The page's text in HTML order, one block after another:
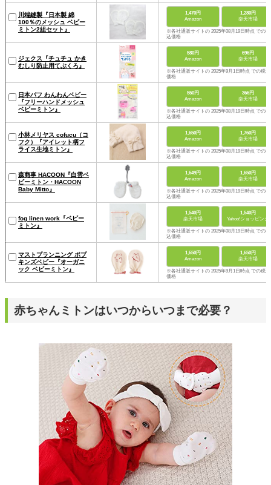
川端縫製『日本製 綿
100％のメッシュ ベビー
ミトン2組セット』
1,470円
Amazon
1,280円
楽天市場
※各社通販サイトの 2025年08月19日時点 での税
込価格
ジェクス『チュチュ かき
むしり防止用てぶくろ』
580円
Amazon
696円
楽天市場
※各社通販サイトの 2025年9月1日時点 での税込
価格
日本パフ わんわんベビー
『フリーハンドメッシュ
ベビーミトン』
550円
Amazon
366円
楽天市場
※各社通販サイトの 2025年08月19日時点 での税
込価格
小林メリヤス cofucu（コ
フク）『アイレット柄フ
ライス生地ミトン』
1,650円
Amazon
1,760円
楽天市場
※各社通販サイトの 2025年08月19日時点 での税
込価格
森商事 HACOON『白雲ベ
ビーミトン・HACOON
Baby Mitto』
1,649円
Amazon
1,650円
楽天市場
※各社通販サイトの 2025年08月19日時点 での税
込価格
fog linen work『ベビー
ミトン』
1,540円
楽天市場
1,540円
Yahoo!ショッピング
※各社通販サイトの 2025年08月19日時点 での税
込価格
マストプランニング ポプ
キンズベビー『オーガニ
ック ベビーミトン』
1,650円
Amazon
1,650円
楽天市場
※各社通販サイトの 2025年9月1日時点 での税込
価格
赤ちゃんミトンはいつからいつまで必要？